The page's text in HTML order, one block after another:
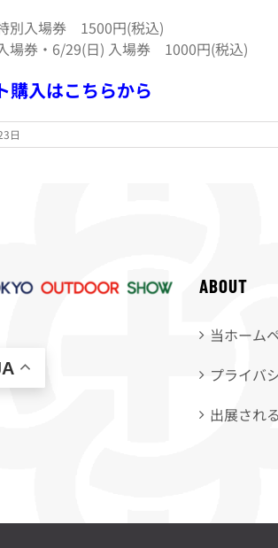
別入場券 1500円(税込)
場券・6/29(日) 入場券 1000円(税込)
購入はこちらから
日
ABOUT
当ホーム
プライバ
出展され